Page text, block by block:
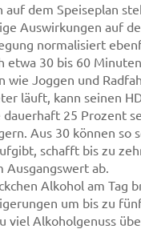
auf dem Speiseplan
Auswirkungen auf
normalisiert
etwa 30 bis 60
wie Joggen und
läuft, kann seinen
25 Prozent
Aus 30 können so
schafft bis zu
Ausgangswert ab.
Alkohol am
um bis zu
viel Alkoholgenuss